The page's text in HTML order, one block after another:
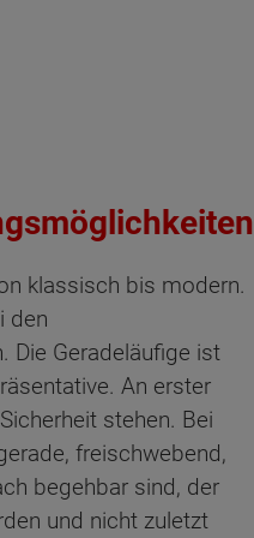
klassisch bis modern.
den
Die Geradeläufige ist
An erster
stehen. Bei
freischwebend,
begehbar sind, der
und nicht zuletzt